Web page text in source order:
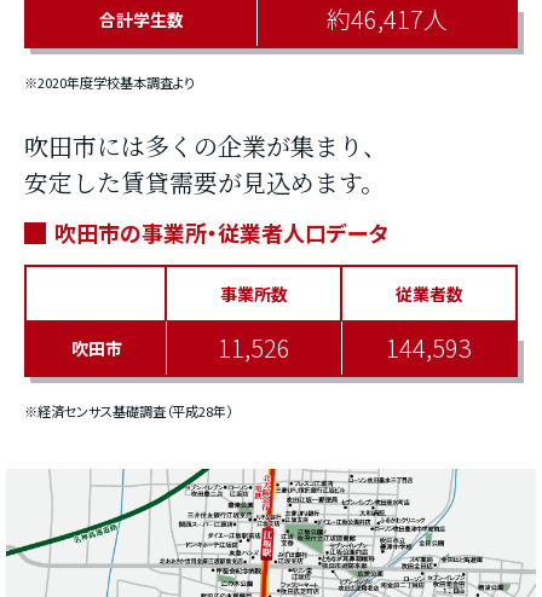
合計学生数 約46,417人
※2020年度学校基本調査より
吹田市には多くの企業が集まり、
安定した賃貸需要が見込めます。
吹田市の事業所・従業者人口データ
事業所数 従業者数
吹田市 11,526 144,593
※経済センサス基礎調査（平成28年）